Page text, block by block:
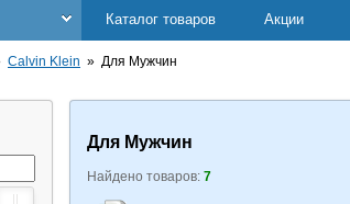
Каталог товаров Акции
Calvin Klein Для Мужчин
Для Мужчин
Найдено товаров: 7